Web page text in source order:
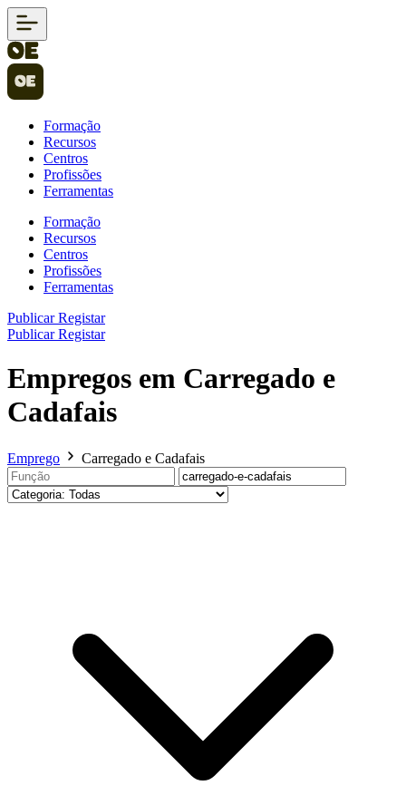
Formação
Recursos
Centros
Profissões
Ferramentas
Formação
Recursos
Centros
Profissões
Ferramentas
PublicarRegistar
PublicarRegistar
Empregos em Carregado e
Cadafais
Emprego Carregado e Cadafais